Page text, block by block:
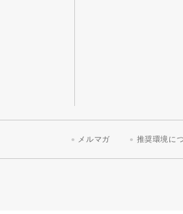
メルマガ 推奨環境に